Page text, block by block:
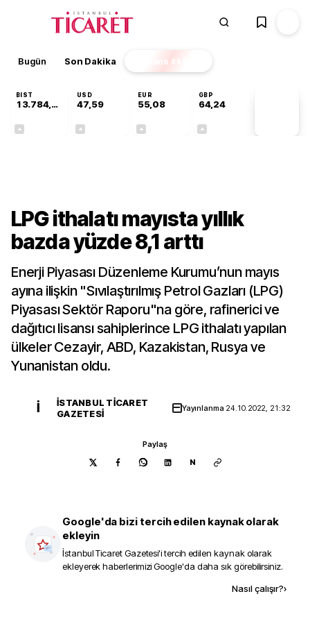
Bugün Son Dakika Finans EKSTRA
BIST
13.784,87
USD
47,59
EUR
55,08
GBP
64,24
LPG ithalatı mayısta yıllık
bazda yüzde 8,1 arttı
Enerji Piyasası Düzenleme Kurumu’nun mayıs
ayına ilişkin "Sıvılaştırılmış Petrol Gazları (LPG)
Piyasası Sektör Raporu"na göre, rafinerici ve
dağıtıcı lisansı sahiplerince LPG ithalatı yapılan
ülkeler Cezayir, ABD, Kazakistan, Rusya ve
Yunanistan oldu.
İ
İSTANBUL TICARET
GAZETESI
Yayınlanma 24.10.2022, 21:32
Paylaş
N
Google'da bizi tercih edilen kaynak olarak
ekleyin
İstanbul Ticaret Gazetesi'i tercih edilen kaynak olarak
ekleyerek haberlerimizi Google'da daha sık görebilirsiniz.
Nasıl çalışır?›